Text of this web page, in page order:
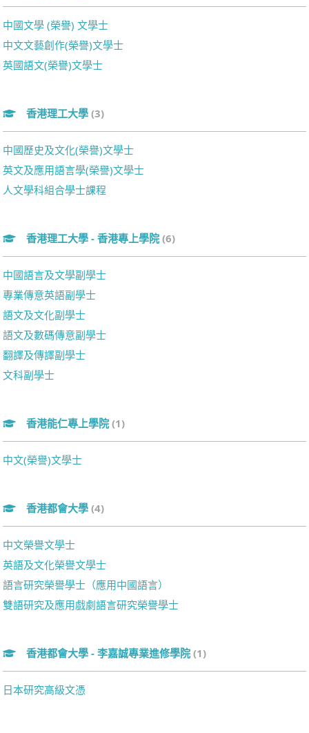
中國文學 (榮譽) 文學士
中文文藝創作(榮譽)文學士
英國語文(榮譽)文學士
香港理工大學 (3)
中國歷史及文化(榮譽)文學士
英文及應用語言學(榮譽)文學士
人文學科組合學士課程
香港理工大學 - 香港專上學院 (6)
中國語言及文學副學士
專業傳意英語副學士
語文及文化副學士
語文及數碼傳意副學士
翻譯及傳譯副學士
文科副學士
香港能仁專上學院 (1)
中文(榮譽)文學士
香港都會大學 (4)
中文榮譽文學士
英語及文化榮譽文學士
語言研究榮譽學士（應用中國語言）
雙語研究及應用戲劇語言研究榮譽學士
香港都會大學 - 李嘉誠專業進修學院 (1)
日本研究高級文憑